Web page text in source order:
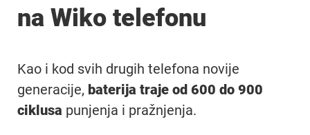
na Wiko telefonu
Kao i kod svih drugih telefona novije
generacije, baterija traje od 600 do 900
ciklusa punjenja i pražnjenja.